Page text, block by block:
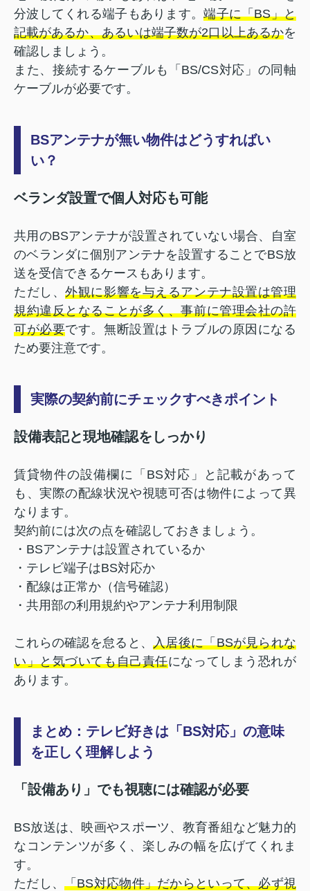
分波してくれる端子もあります。端子に「BS」と
記載があるか、あるいは端子数が2口以上あるかを
確認しましょう。
また、接続するケーブルも「BS/CS対応」の同軸
ケーブルが必要です。
BSアンテナが無い物件はどうすればい
い？
ベランダ設置で個人対応も可能
共用のBSアンテナが設置されていない場合、自室
のベランダに個別アンテナを設置することでBS放
送を受信できるケースもあります。
ただし、外観に影響を与えるアンテナ設置は管理
規約違反となることが多く、事前に管理会社の許
可が必要です。無断設置はトラブルの原因になる
ため要注意です。
実際の契約前にチェックすべきポイント
設備表記と現地確認をしっかり
賃貸物件の設備欄に「BS対応」と記載があって
も、実際の配線状況や視聴可否は物件によって異
なります。
契約前には次の点を確認しておきましょう。
・BSアンテナは設置されているか
・テレビ端子はBS対応か
・配線は正常か（信号確認）
・共用部の利用規約やアンテナ利用制限
これらの確認を怠ると、入居後に「BSが見られな
い」と気づいても自己責任になってしまう恐れが
あります。
まとめ：テレビ好きは「BS対応」の意味
を正しく理解しよう
「設備あり」でも視聴には確認が必要
BS放送は、映画やスポーツ、教育番組など魅力的
なコンテンツが多く、楽しみの幅を広げてくれま
す。
ただし、「BS対応物件」だからといって、必ず視